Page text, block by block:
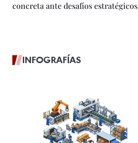
concreta ante desafíos estratégicos
INFOGRAFÍAS